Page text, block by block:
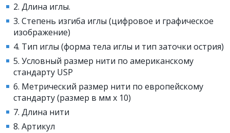
2. Длина иглы.
3. Степень изгиба иглы (цифровое и графическое
изображение)
4. Тип иглы (форма тела иглы и тип заточки острия)
5. Условный размер нити по американскому
стандарту USP
6. Метрический размер нити по европейскому
стандарту (размер в мм х 10)
7. Длина нити
8. Артикул